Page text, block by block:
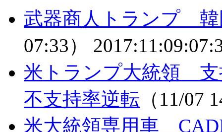
武器商人トランプ 韓
07:33）
米トランプ大統領 支
不支持率逆転 （11/07
米大統領専用車